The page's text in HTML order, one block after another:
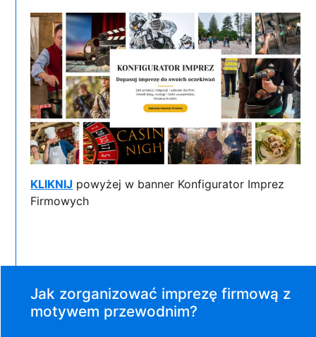
KLIKNIJ powyżej w banner Konfigurator Imprez
Firmowych
Jak zorganizować imprezę firmową z
motywem przewodnim?